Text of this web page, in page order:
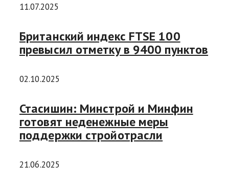
11.07.2025
Британский индекс FTSE 100
превысил отметку в 9400 пунктов
02.10.2025
Стасишин: Минстрой и Минфин
готовят неденежные меры
поддержки стройотрасли
21.06.2025